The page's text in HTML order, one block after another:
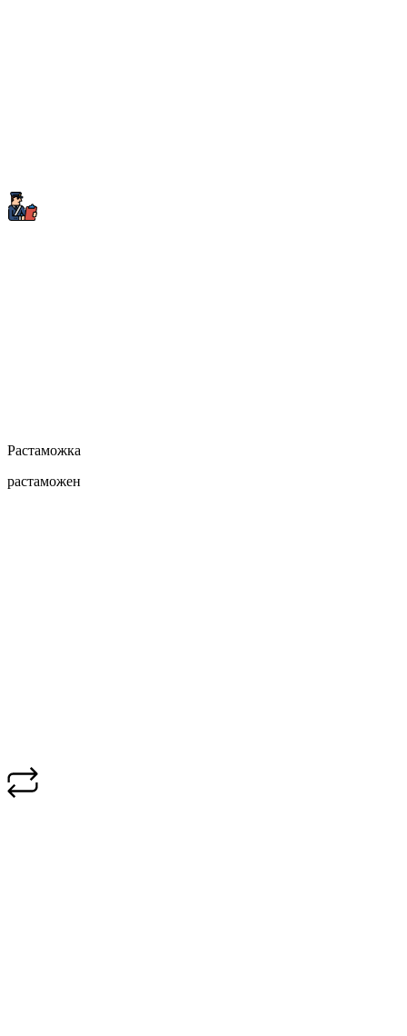
Растаможка
растаможен